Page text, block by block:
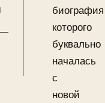
биография
которого
буквально
началась
с
новой